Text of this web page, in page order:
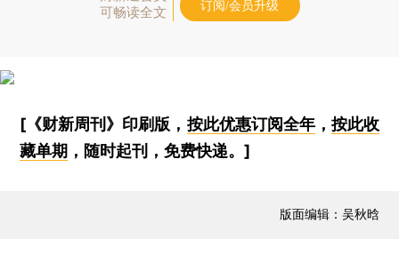
可畅读全文
订阅/会员升级
[《财新周刊》印刷版， 按此优惠订阅全年， 按此收
藏单期 ，随时起刊，免费快递。]
版面编辑：吴秋晗